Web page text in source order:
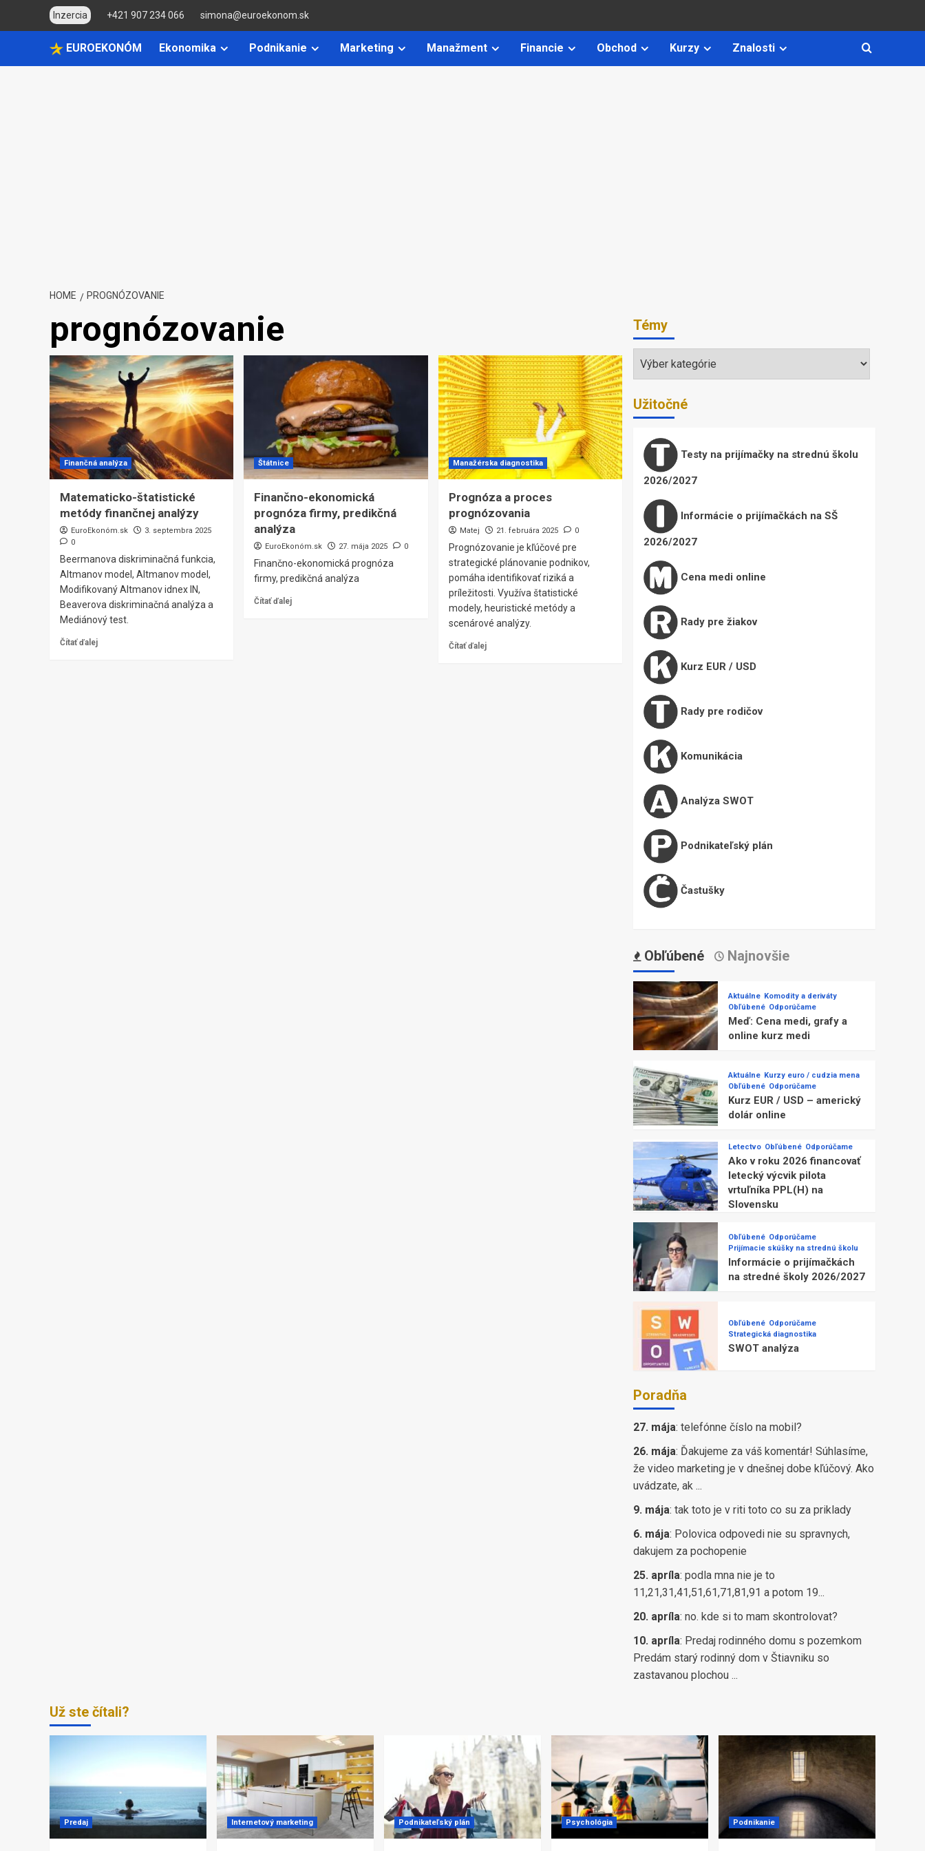
Inzercia +421 907 234 066 simona@euroekonom.sk
EUROEKONÓM Ekonomika Podnikanie Marketing Manažment Financie Obchod Kurzy Znalosti
HOME PROGNÓZOVANIE
prognózovanie
Finančná analýza
Matematicko-štatistické
metódy finančnej analýzy
EuroEkonóm.sk
3. septembra 2025
0
Beermanova diskriminačná funkcia,
Altmanov model, Altmanov model,
Modifikovaný Altmanov idnex IN,
Beaverova diskriminačná analýza a
Mediánový test.
Čítať ďalej
Štátnice
Finančno-ekonomická
prognóza firmy, predikčná
analýza
EuroEkonóm.sk 27. mája 2025 0
Finančno-ekonomická prognóza
firmy, predikčná analýza
Čítať ďalej
Manažérska diagnostika
Prognóza a proces
prognózovania
Matej 21. februára 2025 0
Prognózovanie je kľúčové pre
strategické plánovanie podnikov,
pomáha identifikovať riziká a
príležitosti. Využíva štatistické
modely, heuristické metódy a
scenárové analýzy.
Čítať ďalej
Témy
Témy
Užitočné
Testy na prijímačky na strednú školu
2026/2027
Informácie o prijímačkách na SŠ
2026/2027
Cena medi online
Rady pre žiakov
Kurz EUR / USD
Rady pre rodičov
Komunikácia
Analýza SWOT
Podnikateľský plán
Častušky
Obľúbené Najnovšie
Aktuálne Komodity a deriváty
Obľúbené Odporúčame
Meď: Cena medi, grafy a
online kurz medi
Aktuálne Kurzy euro / cudzia mena
Obľúbené Odporúčame
Kurz EUR / USD – americký
dolár online
Letectvo Obľúbené Odporúčame
Ako v roku 2026 financovať
letecký výcvik pilota
vrtuľníka PPL(H) na
Slovensku
Obľúbené Odporúčame
Prijímacie skúšky na strednú školu
Informácie o prijímačkách
na stredné školy 2026/2027
Obľúbené Odporúčame
Strategická diagnostika
SWOT analýza
Poradňa
27. mája: telefónne číslo na mobil?
26. mája: Ďakujeme za váš komentár! Súhlasíme,
že video marketing je v dnešnej dobe kľúčový. Ako
uvádzate, ak ...
9. mája: tak toto je v riti toto co su za priklady
6. mája: Polovica odpovedi nie su spravnych,
dakujem za pochopenie
25. apríla: podla mna nie je to
11,21,31,41,51,61,71,81,91 a potom 19...
20. apríla: no. kde si to mam skontrolovat?
10. apríla: Predaj rodinného domu s pozemkom
Predám starý rodinný dom v Štiavniku so
zastavanou plochou ...
Už ste čítali?
Predaj Internetový marketing Podnikateľský plán Psychológia Podnikanie